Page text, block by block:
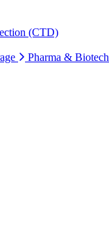
(CTD)
Pharma & Biotech